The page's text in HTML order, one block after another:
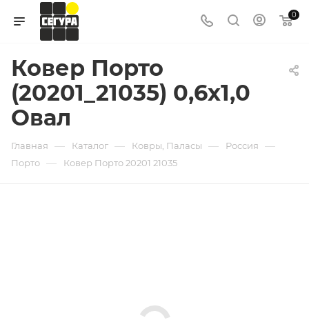
0
Ковер Порто
(20201_21035) 0,6х1,0
Овал
Главная — Каталог — Ковры, Паласы — Россия —
Порто — Ковер Порто 20201 21035